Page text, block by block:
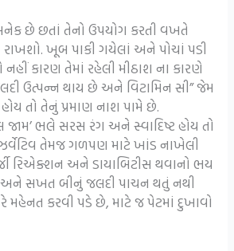
છે છતાં તેનો ઉપયોગ કરતી વખતે
ખૂબ પાકી ગયેલાં અને પોચાં પડી
કારણ તેમાં રહેલી મીઠાશ ના કારણે
ઉત્પન્ન થાય છે અને વિટામિન સી” જેમ
તો તેનું પ્રમાણ નાશ પામે છે.
ભલે સરસ રંગ અને સ્વાદિષ્ટ હોય તો
તેમજ ગળપણ માટે ખાંડ નાખેલી
રિએક્શન અને ડાયાબિટીસ થવાનો ભય
અને સખત બીનું જલદી પાચન થતું નથી
મહેનત કરવી પડે છે, માટે જ પેટમાં દુખાવો